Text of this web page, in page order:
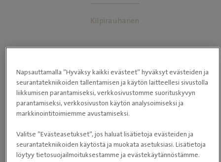
Kilpirauhanen
Löydä eläinlääkäriasema lähelläsi
HAE
ELÄINLÄÄKÄRIASEMAA
Napsauttamalla ”Hyväksy kaikki evästeet” hyväksyt evästeiden ja
seurantatekniikoiden tallentamisen ja käytön laitteellesi sivustolla
liikkumisen parantamiseksi, verkkosivustomme suorituskyvyn
parantamiseksi, verkkosivuston käytön analysoimiseksi ja
markkinointitoimiemme avustamiseksi.
Valitse ”Evästeasetukset”, jos haluat lisätietoja evästeiden ja
seurantatekniikoiden käytöstä ja muokata asetuksiasi. Lisätietoja
löytyy tietosuojailmoituksestamme ja evästekäytännöstämme.